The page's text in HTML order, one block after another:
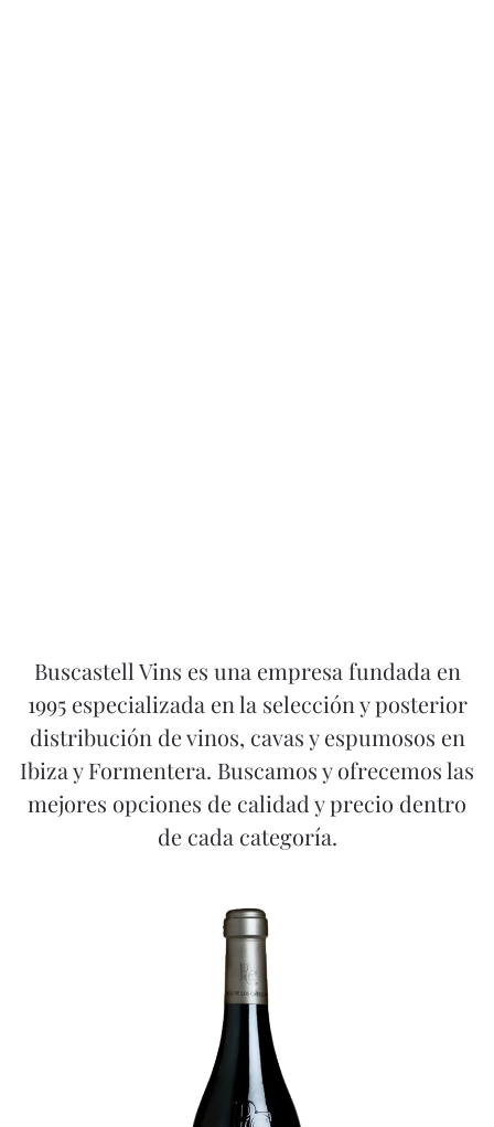
Buscastell Vins es una empresa fundada en
1995 especializada en la selección y posterior
distribución de vinos, cavas y espumosos en
Ibiza y Formentera. Buscamos y ofrecemos las
mejores opciones de calidad y precio dentro
de cada categoría.